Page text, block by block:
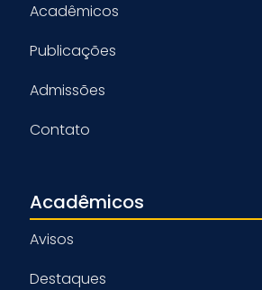
Acadêmicos
Publicações
Admissões
Contato
Acadêmicos
Avisos
Destaques